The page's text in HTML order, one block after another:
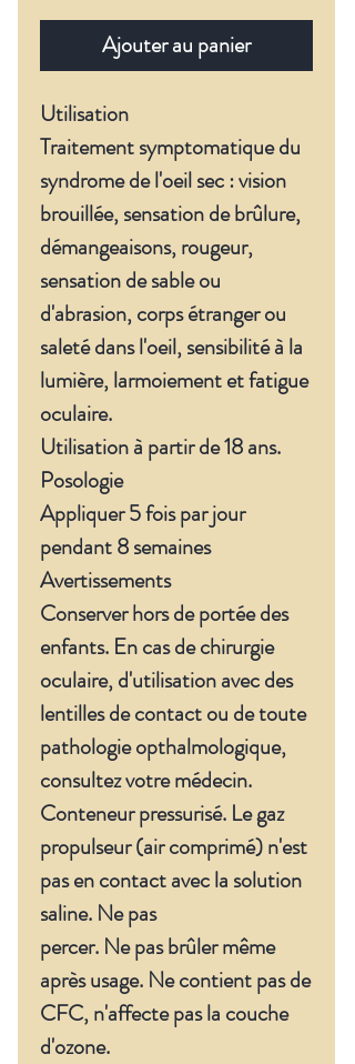
Ajouter au panier
Utilisation
Traitement symptomatique du
syndrome de l'oeil sec : vision
brouillée, sensation de brûlure,
démangeaisons, rougeur,
sensation de sable ou
d'abrasion, corps étranger ou
saleté dans l'oeil, sensibilité à la
lumière, larmoiement et fatigue
oculaire.
Utilisation à partir de 18 ans.
Posologie
Appliquer 5 fois par jour
pendant 8 semaines
Avertissements
Conserver hors de portée des
enfants. En cas de chirurgie
oculaire, d'utilisation avec des
lentilles de contact ou de toute
pathologie opthalmologique,
consultez votre médecin.
Conteneur pressurisé. Le gaz
propulseur (air comprimé) n'est
pas en contact avec la solution
saline. Ne pas
percer. Ne pas brûler même
après usage. Ne contient pas de
CFC, n'affecte pas la couche
d'ozone.